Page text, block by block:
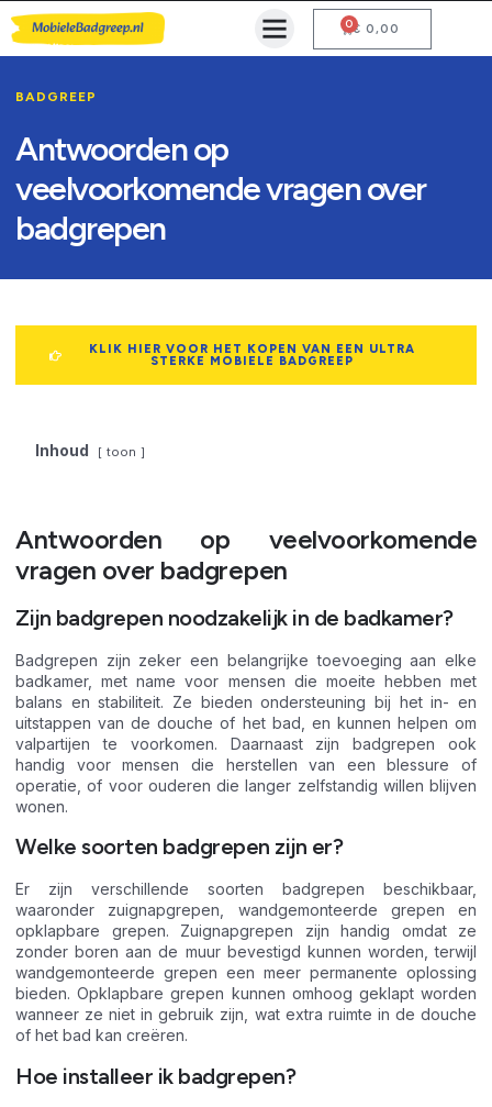
€ 0,00
0
BADGREEP
Antwoorden op
veelvoorkomende vragen over
badgrepen
KLIK HIER VOOR HET KOPEN VAN EEN ULTRA
STERKE MOBIELE BADGREEP
Inhoud toon
Antwoorden op veelvoorkomende
vragen over badgrepen
Zijn badgrepen noodzakelijk in de badkamer?
Badgrepen zijn zeker een belangrijke toevoeging aan elke
badkamer, met name voor mensen die moeite hebben met
balans en stabiliteit. Ze bieden ondersteuning bij het in- en
uitstappen van de douche of het bad, en kunnen helpen om
valpartijen te voorkomen. Daarnaast zijn badgrepen ook
handig voor mensen die herstellen van een blessure of
operatie, of voor ouderen die langer zelfstandig willen blijven
wonen.
Welke soorten badgrepen zijn er?
Er zijn verschillende soorten badgrepen beschikbaar,
waaronder zuignapgrepen, wandgemonteerde grepen en
opklapbare grepen. Zuignapgrepen zijn handig omdat ze
zonder boren aan de muur bevestigd kunnen worden, terwijl
wandgemonteerde grepen een meer permanente oplossing
bieden. Opklapbare grepen kunnen omhoog geklapt worden
wanneer ze niet in gebruik zijn, wat extra ruimte in de douche
of het bad kan creëren.
Hoe installeer ik badgrepen?